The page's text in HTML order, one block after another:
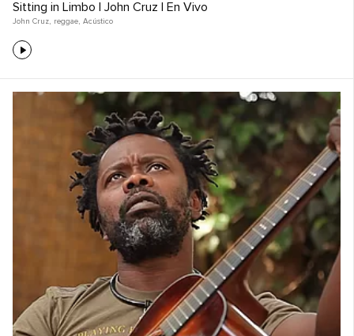
Sitting in Limbo | John Cruz | En Vivo
John Cruz, reggae, Acústico